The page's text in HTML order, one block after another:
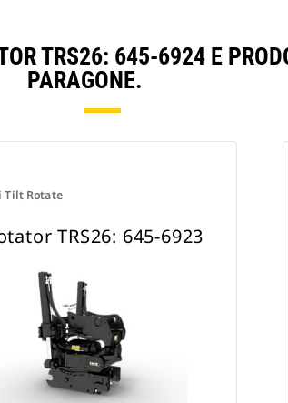
TRS26: 645-6924 E
PARAGONE.
Tilt Rotate
TRS26: 645-6923